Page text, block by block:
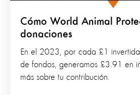
Cómo World Animal
donaciones
En el 2023, por cada £1
de fondos, generamos £3.91 en
más sobre tu contribución.